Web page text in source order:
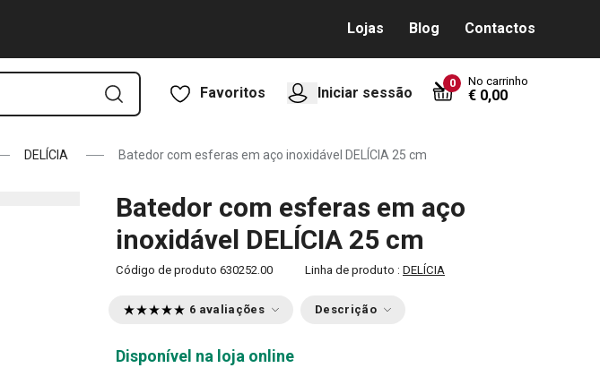
Lojas Blog Contactos
Favoritos Iniciar sessão
0 No carrinho
€ 0,00
DELÍCIA Batedor com esferas em aço inoxidável DELÍCIA 25 cm
Batedor com esferas em aço
inoxidável DELÍCIA 25 cm
Código de produto 630252.00 Linha de produto : DELÍCIA
6 avaliações Descrição
Disponível na loja online